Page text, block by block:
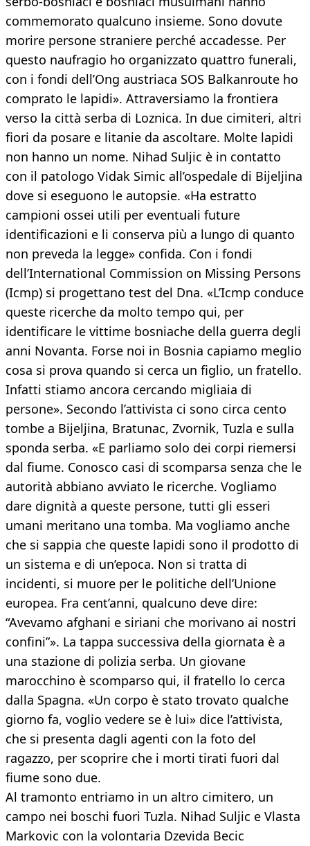
commemorato qualcuno insieme. Sono dovute
morire persone straniere perché accadesse. Per
questo naufragio ho organizzato quattro funerali,
con i fondi dell’Ong austriaca SOS Balkanroute ho
comprato le lapidi». Attraversiamo la frontiera
verso la città serba di Loznica. In due cimiteri, altri
fiori da posare e litanie da ascoltare. Molte lapidi
non hanno un nome. Nihad Suljic è in contatto
con il patologo Vidak Simic all’ospedale di Bijeljina
dove si eseguono le autopsie. «Ha estratto
campioni ossei utili per eventuali future
identificazioni e li conserva più a lungo di quanto
non preveda la legge» confida. Con i fondi
dell’International Commission on Missing Persons
(Icmp) si progettano test del Dna. «L’Icmp conduce
queste ricerche da molto tempo qui, per
identificare le vittime bosniache della guerra degli
anni Novanta. Forse noi in Bosnia capiamo meglio
cosa si prova quando si cerca un figlio, un fratello.
Infatti stiamo ancora cercando migliaia di
persone». Secondo l’attivista ci sono circa cento
tombe a Bijeljina, Bratunac, Zvornik, Tuzla e sulla
sponda serba. «E parliamo solo dei corpi riemersi
dal fiume. Conosco casi di scomparsa senza che le
autorità abbiano avviato le ricerche. Vogliamo
dare dignità a queste persone, tutti gli esseri
umani meritano una tomba. Ma vogliamo anche
che si sappia che queste lapidi sono il prodotto di
un sistema e di un’epoca. Non si tratta di
incidenti, si muore per le politiche dell’Unione
europea. Fra cent’anni, qualcuno deve dire:
“Avevamo afghani e siriani che morivano ai nostri
confini”». La tappa successiva della giornata è a
una stazione di polizia serba. Un giovane
marocchino è scomparso qui, il fratello lo cerca
dalla Spagna. «Un corpo è stato trovato qualche
giorno fa, voglio vedere se è lui» dice l’attivista,
che si presenta dagli agenti con la foto del
ragazzo, per scoprire che i morti tirati fuori dal
fiume sono due.
Al tramonto entriamo in un altro cimitero, un
campo nei boschi fuori Tuzla. Nihad Suljic e Vlasta
Markovic con la volontaria Dzevida Becic